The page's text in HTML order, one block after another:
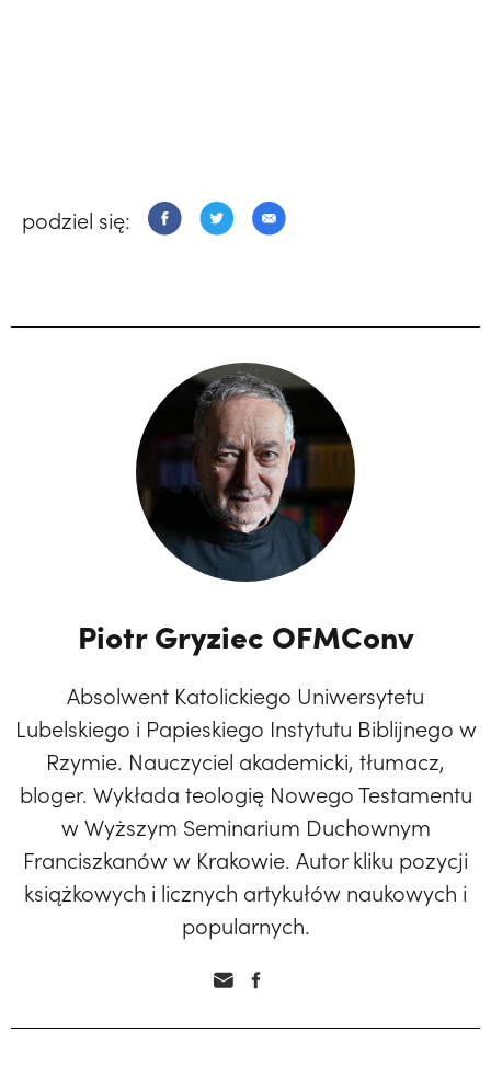
podziel się:
Piotr Gryziec OFMConv
Absolwent Katolickiego Uniwersytetu
Lubelskiego i Papieskiego Instytutu Biblijnego w
Rzymie. Nauczyciel akademicki, tłumacz,
bloger. Wykłada teologię Nowego Testamentu
w Wyższym Seminarium Duchownym
Franciszkanów w Krakowie. Autor kliku pozycji
książkowych i licznych artykułów naukowych i
popularnych.